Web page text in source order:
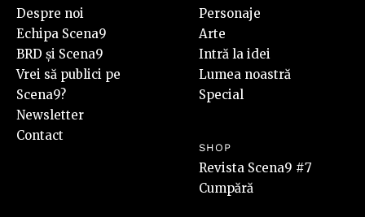
Despre noi
Echipa Scena9
BRD și Scena9
Vrei să publici pe
Scena9?
Newsletter
Contact
Personaje
Arte
Intră la idei
Lumea noastră
Special
SHOP
Revista Scena9 #7
Cumpără